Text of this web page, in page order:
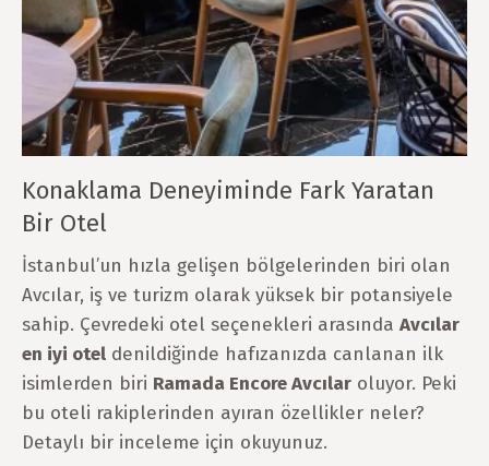
Konaklama Deneyiminde Fark Yaratan
Bir Otel
İstanbul’un hızla gelişen bölgelerinden biri olan
Avcılar, iş ve turizm olarak yüksek bir potansiyele
sahip. Çevredeki otel seçenekleri arasında Avcılar
en iyi otel denildiğinde hafızanızda canlanan ilk
isimlerden biri Ramada Encore Avcılar oluyor. Peki
bu oteli rakiplerinden ayıran özellikler neler?
Detaylı bir inceleme için okuyunuz.